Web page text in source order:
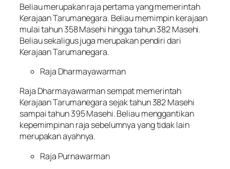
Beliau merupakan raja pertama yang memerintah
Kerajaan Tarumanegara. Beliau memimpin kerajaan
mulai tahun 358 Masehi hingga tahun 382 Masehi.
Beliau sekaligus juga merupakan pendiri dari
Kerajaan Tarumanegara.
Raja Dharmayawarman
Raja Dharmayawarman sempat memerintah
Kerajaan Tarumanegara sejak tahun 382 Masehi
sampai tahun 395 Masehi. Beliau menggantikan
kepemimpinan raja sebelumnya yang tidak lain
merupakan ayahnya.
Raja Purnawarman